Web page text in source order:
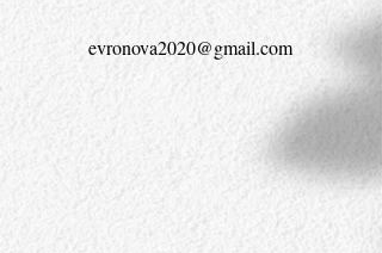
evronova2020@gmail.com